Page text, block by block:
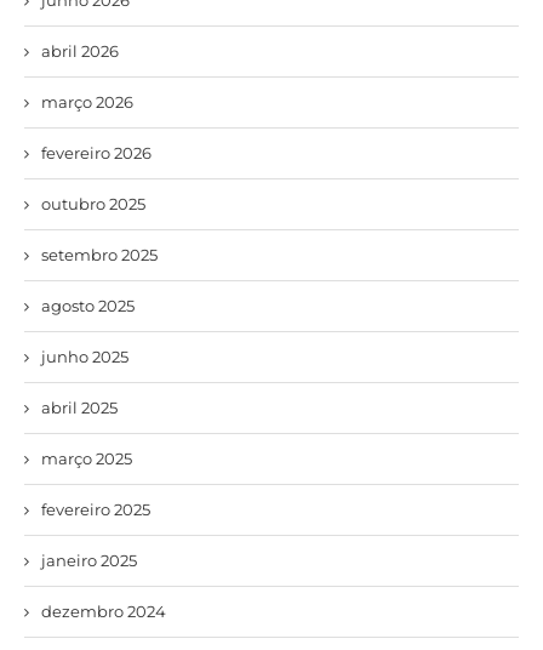
abril 2026
março 2026
fevereiro 2026
outubro 2025
setembro 2025
agosto 2025
junho 2025
abril 2025
março 2025
fevereiro 2025
janeiro 2025
dezembro 2024